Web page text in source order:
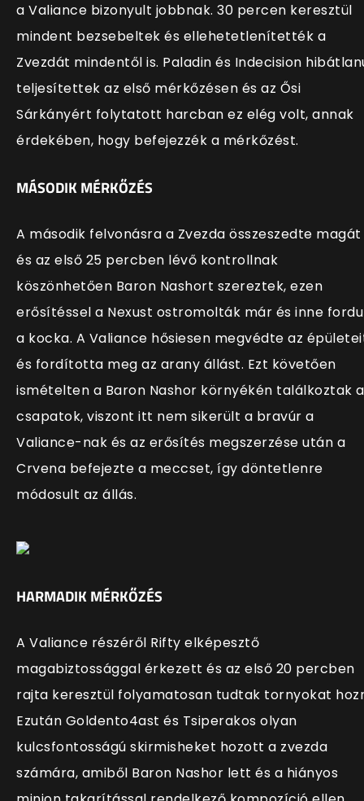
a Valiance bizonyult jobbnak. 30 percen keresztül
mindent bezsebeltek és ellehetetlenítették a
Zvezdát mindentől is. Paladin és Indecision
teljesítettek az első mérkőzésen és az Ősi
Sárkányért folytatott harcban ez elég volt, annak
érdekében, hogy befejezzék a mérkőzést.
MÁSODIK MÉRKŐZÉS
A második felvonásra a Zvezda összeszedte magát
és az első 25 percben lévő kontrollnak
köszönhetően Baron Nashort szereztek, ezen
erősítéssel a Nexust ostromolták már és inne
a kocka. A Valiance hősiesen megvédte az
és fordította meg az arany állást. Ezt követően
ismételten a Baron Nashor környékén találkoztak a
csapatok, viszont itt nem sikerült a bravúr a
Valiance-nak és az erősítés megszerzése után a
Crvena befejezte a meccset, így döntetlenre
módosult az állás.
HARMADIK MÉRKŐZÉS
A Valiance részéről Rifty elképesztő
magabiztossággal érkezett és az első 20 percben
rajta keresztül folyamatosan tudtak tornyokat
Ezután Goldento4ast és Tsiperakos olyan
kulcsfontosságú skirmisheket hozott a zvezda
számára, amiből Baron Nashor lett és a hiányos